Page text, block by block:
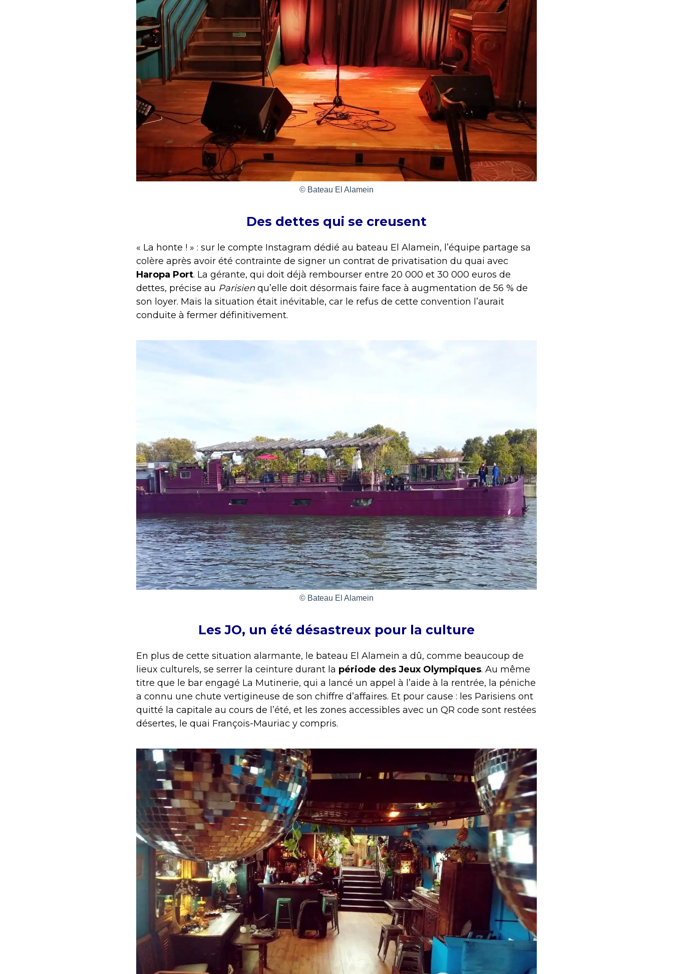
© Bateau El Alamein
Des dettes qui se creusent
« La honte ! » : sur le compte Instagram dédié au bateau El Alamein, l’équipe partage sa
colère après avoir été contrainte de signer un contrat de privatisation du quai avec
Haropa Port. La gérante, qui doit déjà rembourser entre 20 000 et 30 000 euros de
dettes, précise au Parisien qu’elle doit désormais faire face à augmentation de 56 % de
son loyer. Mais la situation était inévitable, car le refus de cette convention l’aurait
conduite à fermer définitivement.
© Bateau El Alamein
Les JO, un été désastreux pour la culture
En plus de cette situation alarmante, le bateau El Alamein a dû, comme beaucoup de
lieux culturels, se serrer la ceinture durant la période des Jeux Olympiques. Au même
titre que le bar engagé La Mutinerie, qui a lancé un appel à l’aide à la rentrée, la péniche
a connu une chute vertigineuse de son chiffre d’affaires. Et pour cause : les Parisiens ont
quitté la capitale au cours de l’été, et les zones accessibles avec un QR code sont restées
désertes, le quai François-Mauriac y compris.